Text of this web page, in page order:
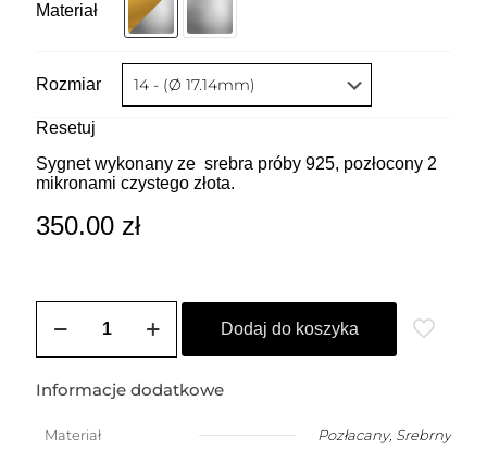
Materiał
Rozmiar
Resetuj
Sygnet wykonany ze srebra próby 925, pozłocony 2
mikronami czystego złota.
350.00 zł
Sygnet
Dodaj do koszyka
Informacje dodatkowe
Materiał Pozłacany, Srebrny